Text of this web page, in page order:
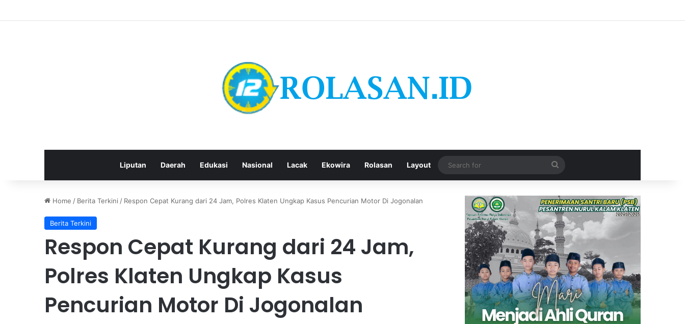
Liputan Daerah Edukasi Nasional Lacak Ekowira Rolasan Layout
Search
for
Home / Berita Terkini / Respon Cepat Kurang dari 24 Jam, Polres Klaten Ungkap Kasus Pencurian Motor Di Jogonalan
Berita Terkini
Respon Cepat Kurang dari 24 Jam,
Polres Klaten Ungkap Kasus
Pencurian Motor Di Jogonalan